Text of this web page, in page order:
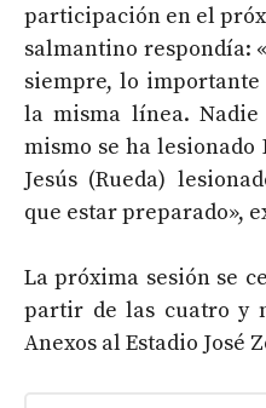
participación en el
salmantino respondía:
siempre, lo
la misma línea.
mismo se ha lesionado
Jesús (Rueda)
que estar preparado»,
La próxima sesión se
partir de las cuatro y
Anexos al Estadio José